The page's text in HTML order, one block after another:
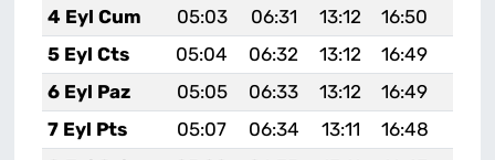
4 Eyl Cum
05:03 06:31 13:12 16:50
5 Eyl Cts
05:04 06:32 13:12 16:49
6 Eyl Paz
05:05 06:33 13:12 16:49
7 Eyl Pts
05:07 06:34 13:11 16:48